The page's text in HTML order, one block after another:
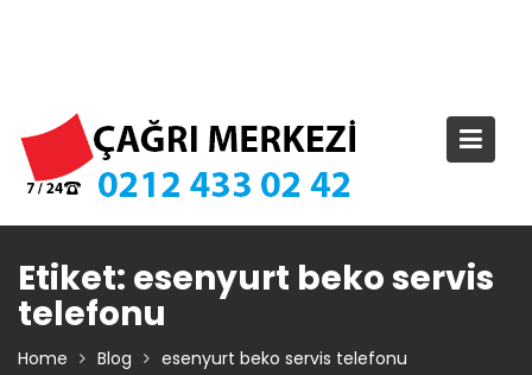
Etiket: esenyurt beko servis
telefonu
Home Blog esenyurt beko servis telefonu